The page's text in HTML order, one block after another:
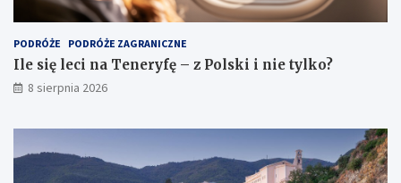
PODRÓŻE PODRÓŻE ZAGRANICZNE
Ile się leci na Teneryfę – z Polski i nie tylko?
8 sierpnia 2026